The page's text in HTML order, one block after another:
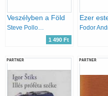
Veszélyben a Föld
Steve Pollock és Peter Wingham
1 490 Ft
Fodor
PARTNER PARTNER